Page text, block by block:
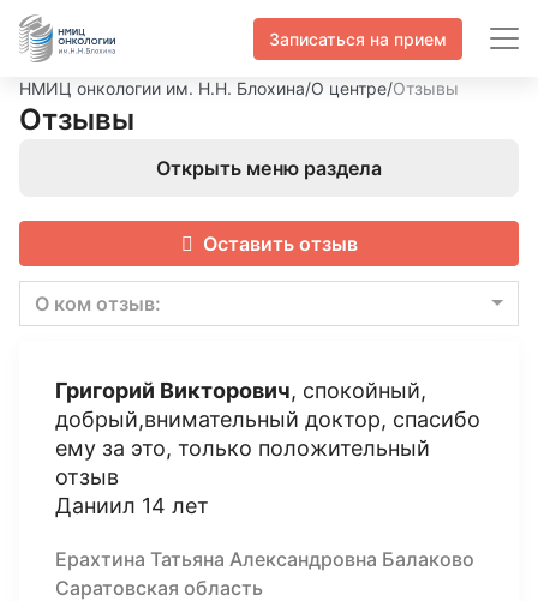
Записаться на прием
НМИЦ онкологии им. Н.Н. Блохина/О центре/Отзывы
Отзывы
Открыть меню раздела
Оставить отзыв
О ком отзыв:
Григорий Викторович, спокойный,
добрый,внимательный доктор, спасибо
ему за это, только положительный
отзыв
Даниил 14 лет
Ерахтина Татьяна Александровна Балаково
Саратовская область